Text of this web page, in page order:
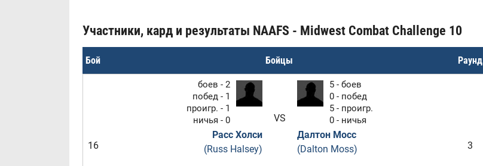
Участники, кард и результаты NAAFS - Midwest Combat Challenge 10
Бой Бойцы Раунд
16
боев - 2
побед - 1
проигр. - 1
ничья - 0
Расс Холси
(Russ Halsey)
VS
5 - боев
0 - побед
5 - проигр.
0 - ничья
Далтон Мосс
(Dalton Moss)
3